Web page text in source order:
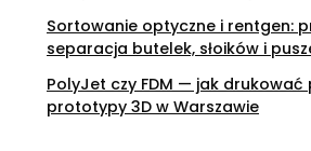
Sortowanie optyczne i rentgen:
separacja butelek, słoików i
PolyJet czy FDM — jak
prototypy 3D w Warszawie